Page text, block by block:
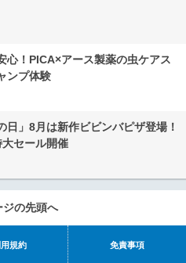
心！PICA×アース製薬の虫ケアス
ンプ体験
日」8月は新作ビビンバピザ登場！
セール開催
ジの先頭へ
規約 免責事項